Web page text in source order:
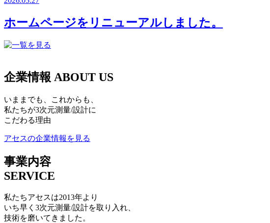
ホームページをリニューアルしました。
企業情報 ABOUT US
いままでも、これからも、
私たちが3次元測量/設計に
こだわる理由
アセスの企業情報を見る
事業内容
SERVICE
私たちアセスは2013年より
いち早く3次元測量/設計を取り入れ、
技術を磨いてきました。